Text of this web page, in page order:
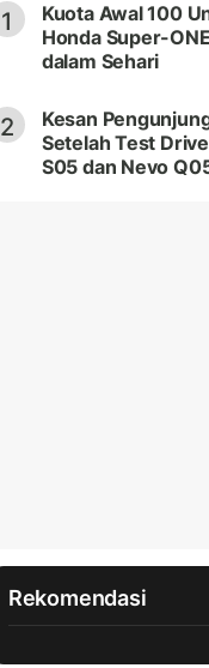
1
Kuota Awal 100
Honda Super-
dalam Sehari
2
Kesan
Setelah Test
S05 dan Nevo
Rekomendasi